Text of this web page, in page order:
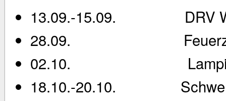
13.09.-15.09. DRV
28.09.
02.10.
18.10.-20.10.